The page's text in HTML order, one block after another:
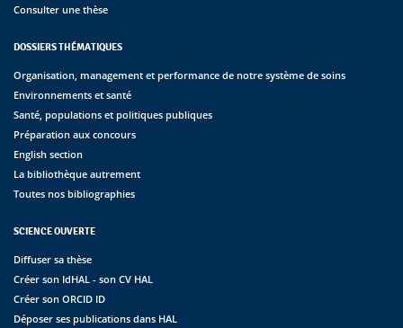
Consulter une thèse
DOSSIERS THÉMATIQUES
Organisation, management et performance de notre système de soins
Environnements et santé
Santé, populations et politiques publiques
Préparation aux concours
English section
La bibliothèque autrement
Toutes nos bibliographies
SCIENCE OUVERTE
Diffuser sa thèse
Créer son IdHAL - son CV HAL
Créer son ORCID ID
Déposer ses publications dans HAL